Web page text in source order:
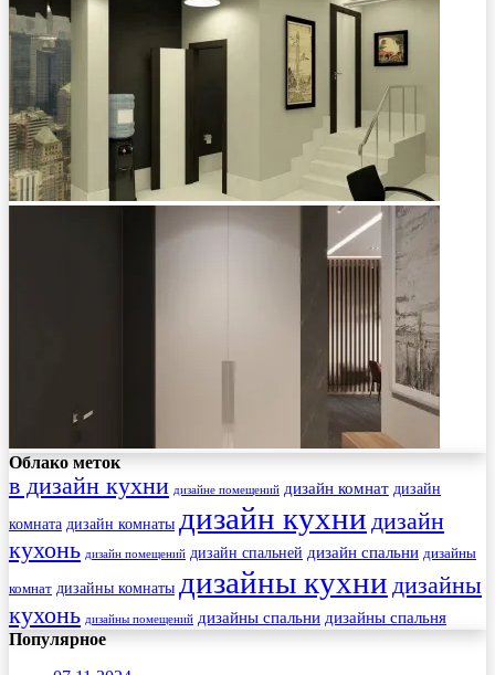
Облако меток
в дизайн кухни дизайне помещений дизайн комнат дизайн
комната дизайн комнаты дизайн кухни дизайн
кухонь дизайн помещений дизайн спальней дизайн спальни дизайны
комнат дизайны комнаты дизайны кухни дизайны
кухонь дизайны помещений дизайны спальни дизайны спальня
Популярное